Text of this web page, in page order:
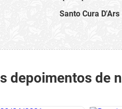
Santo Cura D'Ars
depoimentos de